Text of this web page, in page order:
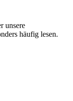
unsere
häufig lesen.